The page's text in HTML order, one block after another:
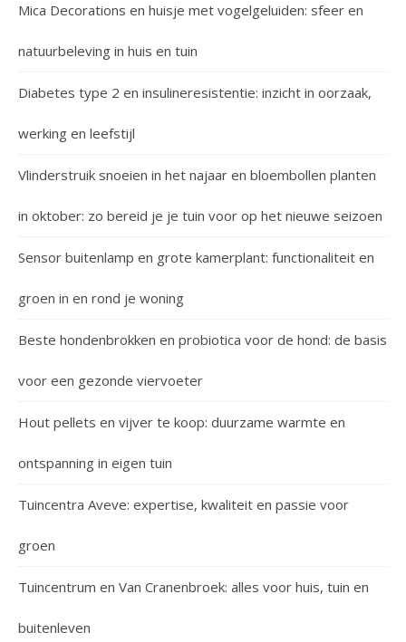
Mica Decorations en huisje met vogelgeluiden: sfeer en
natuurbeleving in huis en tuin
Diabetes type 2 en insulineresistentie: inzicht in oorzaak,
werking en leefstijl
Vlinderstruik snoeien in het najaar en bloembollen planten
in oktober: zo bereid je je tuin voor op het nieuwe seizoen
Sensor buitenlamp en grote kamerplant: functionaliteit en
groen in en rond je woning
Beste hondenbrokken en probiotica voor de hond: de basis
voor een gezonde viervoeter
Hout pellets en vijver te koop: duurzame warmte en
ontspanning in eigen tuin
Tuincentra Aveve: expertise, kwaliteit en passie voor
groen
Tuincentrum en Van Cranenbroek: alles voor huis, tuin en
buitenleven